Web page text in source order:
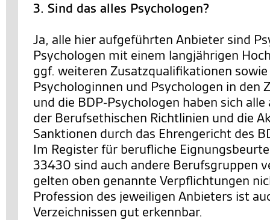
3. Sind das alles Psychologen?
Ja, alle hier aufgeführten Anbieter sind
Psychologen mit einem langjährigen
ggf. weiteren Zusatzqualifikationen
Psychologinnen und Psychologen in den
und die BDP-Psychologen haben sich
der Berufsethischen Richtlinien und die
Sanktionen durch das Ehrengericht des
Im Register für berufliche
33430 sind auch andere Berufsgruppen
gelten oben genannte Verpflichtungen
Profession des jeweiligen Anbieters ist
Verzeichnissen gut erkennbar.